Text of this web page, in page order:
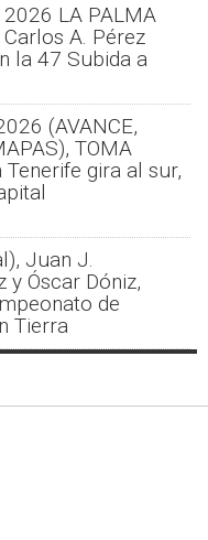
2026 LA PALMA
A. Pérez
la 47 Subida a
(AVANCE,
TOMA
Tenerife gira al sur,
Juan J.
Óscar Dóniz,
de
Tierra